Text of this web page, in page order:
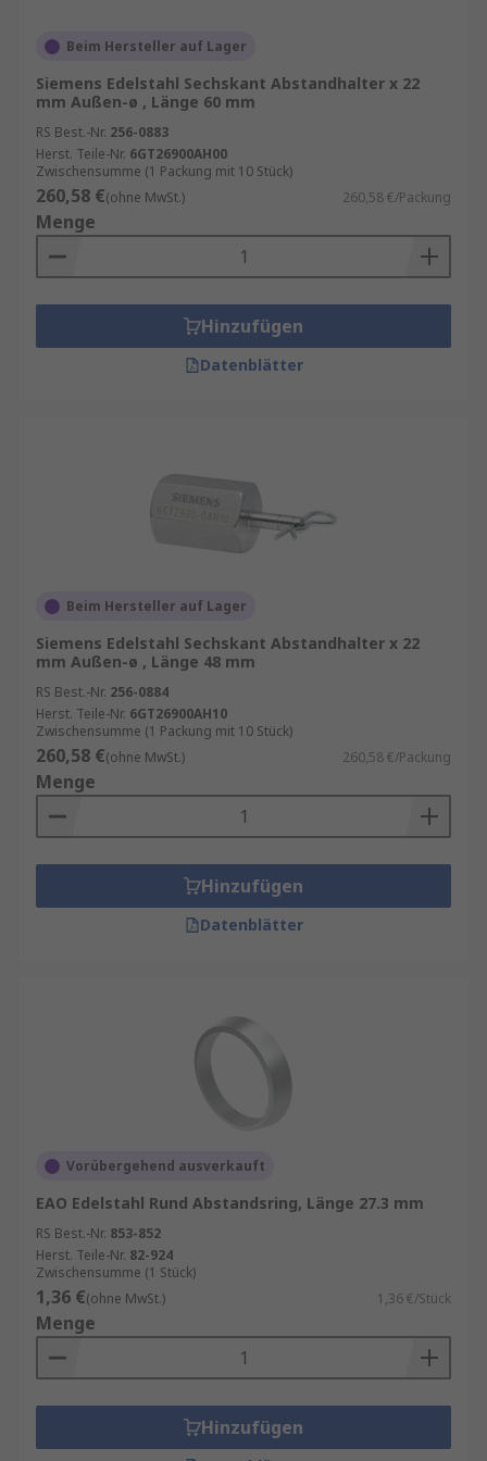
Beim Hersteller auf Lager
Siemens Edelstahl Sechskant Abstandhalter x 22
mm Außen-ø , Länge 60 mm
RS Best.-Nr. 256-0883
Herst. Teile-Nr. 6GT26900AH00
Zwischensumme (1 Packung mit 10 Stück)
260,58 €(ohne MwSt.) 260,58 €/Packung
Menge
Hinzufügen
Datenblätter
Beim Hersteller auf Lager
Siemens Edelstahl Sechskant Abstandhalter x 22
mm Außen-ø , Länge 48 mm
RS Best.-Nr. 256-0884
Herst. Teile-Nr. 6GT26900AH10
Zwischensumme (1 Packung mit 10 Stück)
260,58 €(ohne MwSt.) 260,58 €/Packung
Menge
Hinzufügen
Datenblätter
Vorübergehend ausverkauft
EAO Edelstahl Rund Abstandsring, Länge 27.3 mm
RS Best.-Nr. 853-852
Herst. Teile-Nr. 82-924
Zwischensumme (1 Stück)
1,36 €(ohne MwSt.) 1,36 €/Stück
Menge
Hinzufügen